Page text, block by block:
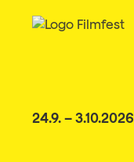
24.9. – 3.10.2026